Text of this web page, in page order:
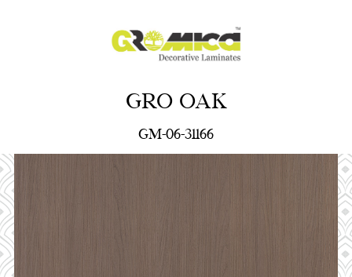
GRO OAK
GM-06-31166